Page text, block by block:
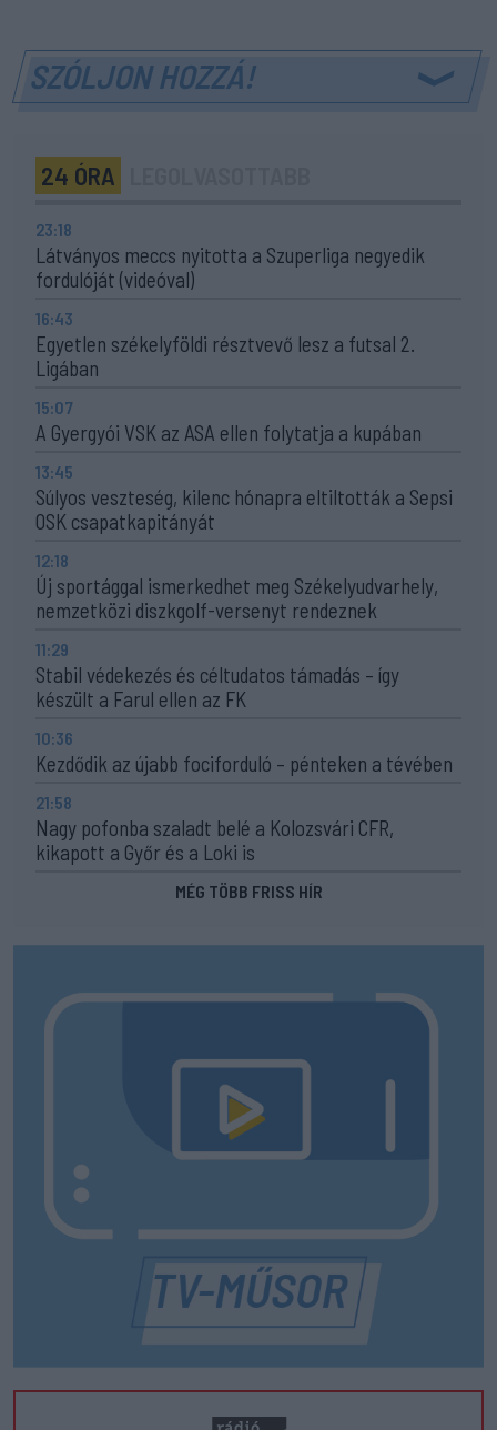
SZÓLJON HOZZÁ!
24 ÓRA
23:18
Látványos meccs nyitotta a Szuperliga negyedik
fordulóját (videóval)
16:43
Egyetlen székelyföldi résztvevő lesz a futsal 2.
Ligában
15:07
A Gyergyói VSK az ASA ellen folytatja a kupában
13:45
Súlyos veszteség, kilenc hónapra eltiltották a Sepsi
OSK csapatkapitányát
12:18
Új sportággal ismerkedhet meg Székelyudvarhely,
nemzetközi diszkgolf-versenyt rendeznek
11:29
Stabil védekezés és céltudatos támadás – így
készült a Farul ellen az FK
10:36
Kezdődik az újabb fociforduló – pénteken a tévében
21:58
Nagy pofonba szaladt belé a Kolozsvári CFR,
kikapott a Győr és a Loki is
MÉG TÖBB FRISS HÍR